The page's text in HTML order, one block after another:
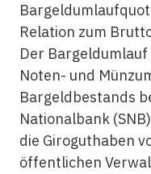
Relation zum
Der
Noten- und
Bargeldbestands
Nationalbank
die Giroguthaben
öffentlichen